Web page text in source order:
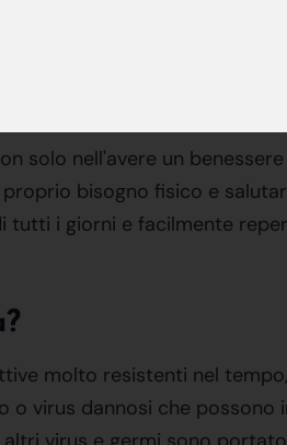
solo nell'avere un
bisogno fisico e
i giorni e facilmente
molto resistenti nel
virus dannosi che possono